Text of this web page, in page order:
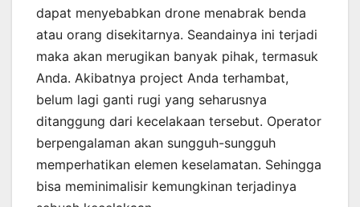
dapat menyebabkan drone menabrak benda
atau orang disekitarnya. Seandainya ini terjadi
maka akan merugikan banyak pihak, termasuk
Anda. Akibatnya project Anda terhambat,
belum lagi ganti rugi yang seharusnya
ditanggung dari kecelakaan tersebut. Operator
berpengalaman akan sungguh-sungguh
memperhatikan elemen keselamatan. Sehingga
bisa meminimalisir kemungkinan terjadinya